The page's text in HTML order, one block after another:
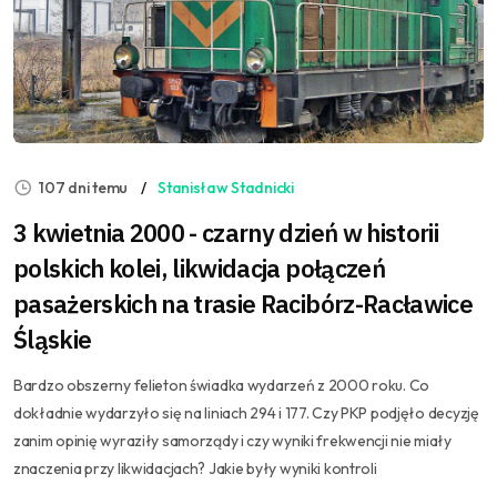
107 dni temu Stanisław Stadnicki
3 kwietnia 2000 - czarny dzień w historii
polskich kolei, likwidacja połączeń
pasażerskich na trasie Racibórz-Racławice
Śląskie
Bardzo obszerny felieton świadka wydarzeń z 2000 roku. Co
dokładnie wydarzyło się na liniach 294 i 177. Czy PKP podjęło decyzję
zanim opinię wyraziły samorządy i czy wyniki frekwencji nie miały
znaczenia przy likwidacjach? Jakie były wyniki kontroli